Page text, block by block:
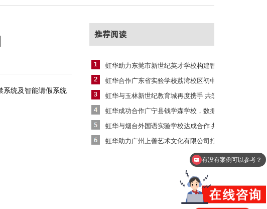
系统及智能请假系统
推荐阅读
虹华助力‌东莞市新世纪英才学校构建智慧校
虹华合作广东省实验学校荔湾校区初中部，助
虹华与玉林新世纪教育城再度携手 共筑北流
虹华成功合作广宁县钱学森学校，数据驱动校
虹华与烟台外国语实验学校达成合作 共启智
虹华助力广州上善艺术文化有限公司打造智慧
有没有案例可以参考？